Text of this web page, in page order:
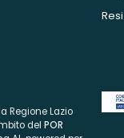
Regione Lazio
del POR